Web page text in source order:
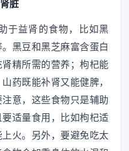
脏
于益肾的食物，比如黑
黑豆和黑芝麻富含蛋白
精所需的营养；枸杞能
药既能补肾又能健脾，
意，这些食物只是辅助
适量食用，比如枸杞适
火。另外，要避免吃太